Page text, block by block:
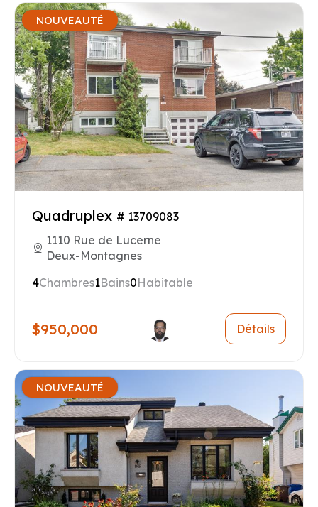
NOUVEAUTÉ
Quadruplex # 13709083
1110 Rue de Lucerne
Deux-Montagnes
4Chambres1Bains0Habitable
$950,000 Détails
NOUVEAUTÉ